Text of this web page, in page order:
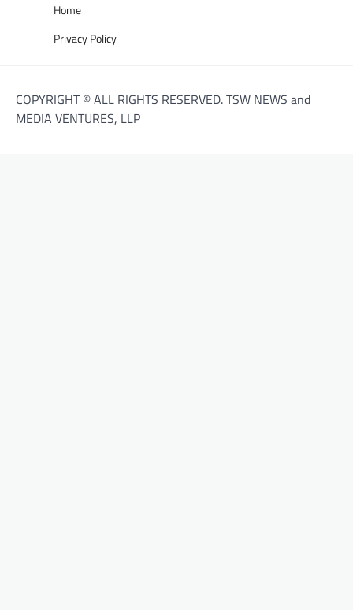
Home
Privacy Policy
COPYRIGHT © ALL RIGHTS RESERVED. TSW NEWS and
MEDIA VENTURES, LLP